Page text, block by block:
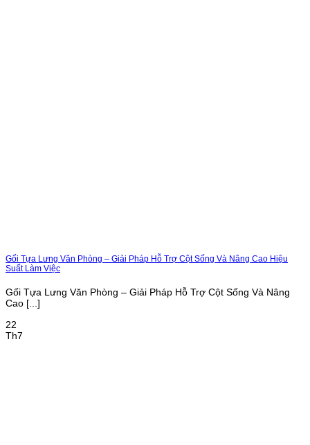
Gối Tựa Lưng Văn Phòng – Giải Pháp Hỗ Trợ Cột Sống Và Nâng Cao Hiệu
Suất Làm Việc
Gối Tựa Lưng Văn Phòng – Giải Pháp Hỗ Trợ Cột Sống Và Nâng
Cao [...]
22
Th7